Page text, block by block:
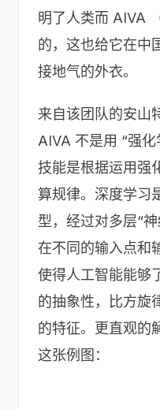
明了人类而 AIVA
的，这也给它在中
接地气的外衣。
来自该团队的安山
AIVA 不是用 “强
技能是根据运用强
算规律。深度学习
型，经过对多层“
在不同的输入点和
使得人工智能能够
的抽象性，比方旋
的特征。更直观的
这张例图：